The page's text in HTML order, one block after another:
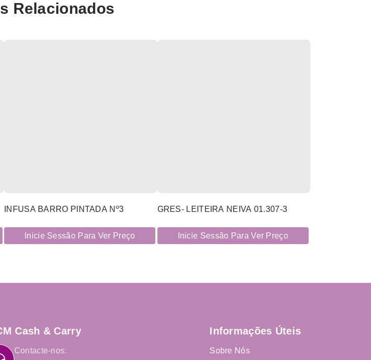
Relacionados
INFUSA BARRO PINTADA Nº3
Inicie Sessão Para Ver Preço
GRES- LEITEIRA NEIVA 01.307-3
Inicie Sessão Para Ver Preço
Cash & Carry
Contacte-nos:
Informações Úteis
Sobre Nós